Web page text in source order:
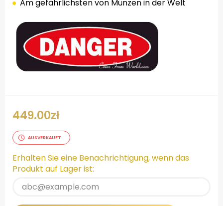
Am gefährlichsten von Münzen in der Welt
449.00zł
AUSVERKAUFT
Erhalten Sie eine Benachrichtigung, wenn das
Produkt auf Lager ist: